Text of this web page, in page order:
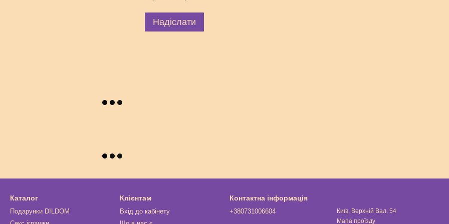
Надіслати
Каталог
Подарунки DILDOM
Клієнтам
Вхід до кабінету
Контактна інформація
+380731006604
Київ, Верхній Вал, 54
Мапа проїзду